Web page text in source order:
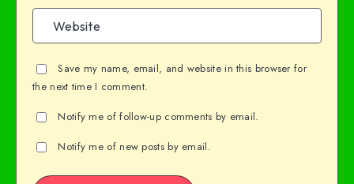
Save my name, email, and website in this browser for
the next time I comment.
Notify me of follow-up comments by email.
Notify me of new posts by email.